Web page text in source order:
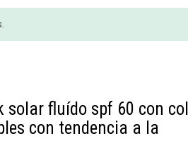
solar fluído spf 60 con
con tendencia a la